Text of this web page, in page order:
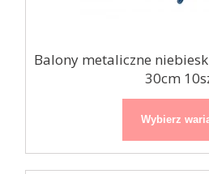
Balony metaliczne
30cm
Wybierz